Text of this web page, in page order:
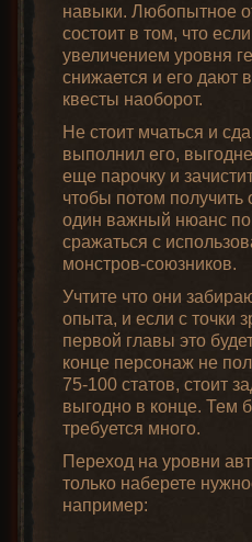
навыки. Любопытное
состоит в том, что
увеличением уровня
снижается и его дают
квесты наоборот.
Не стоит мчаться и
выполнил его,
еще парочку и
чтобы потом
один важный нюанс по
сражаться с
монстров-союзников.
Учтите что они
опыта, и если с точки
первой главы это
конце персонаж не
75-100 статов, стоит
выгодно в конце. Тем
требуется много.
Переход на уровни
только наберете
например: